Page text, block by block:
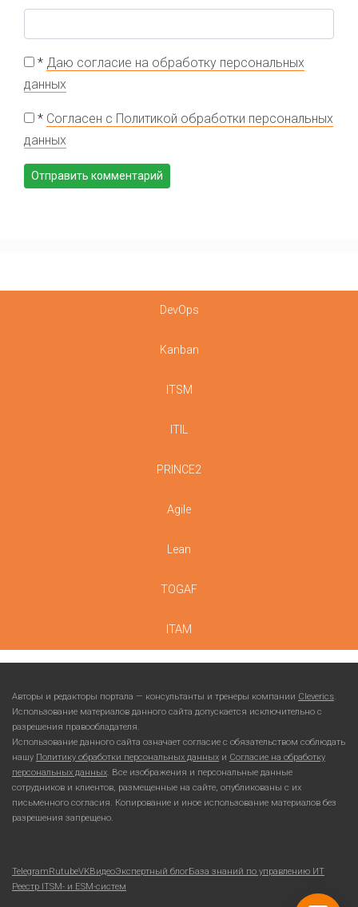
* Даю согласие на обработку персональных
данных
* Согласен с Политикой обработки персональных
данных
DevOps
Kanban
ITSM
ITIL
PRINCE2
Agile
Lean
TOGAF
ITAM
Авторы и редакторы портала — консультанты и тренеры компании Cleverics.
Использование материалов данного сайта допускается исключительно с
разрешения правообладателя.
Использование данного сайта означает согласие с обязательством соблюдать
нашу Политику обработки персональных данных и Согласие на обработку
персональных данных. Все изображения и персональные данные
сотрудников и клиентов, размещенные на сайте, опубликованы с их
письменного согласия. Копирование и иное использование материалов без
разрешения запрещено.
TelegramRutubeVKВидеоЭкспертный блогБаза знаний по управлению ИТ
Реестр ITSM- и ESM-систем